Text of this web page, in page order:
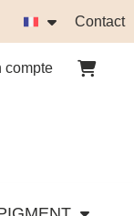
Contact
compte